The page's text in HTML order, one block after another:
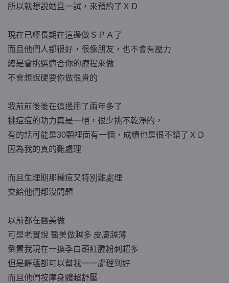
所以就想說姑且一試，來預約了ＸＤ
現在已經長期在這邊做ＳＰＡ了
而且他們人都很好，很像朋友，也不會有壓力
總是會挑選適合你的療程來做
不會想說硬要你做很貴的
我前前後後在這邊用了兩年多了
挑痘痘的功力真是一絕，很少挑不乾淨的，
有的話可能是30顆裡面有一個，成績也是很不錯了ＸＤ
因為我的真的難處理
而且生理期那種痘又特別難處理
交給他們都沒問題
以前都在醫美做
可是老實說 醫美做越多 皮膚越薄
倒置我現在一換季白頭紅腫粉刺超多
但是靜蘊都可以幫我一一處理到好
而且他們按摩身體超舒壓